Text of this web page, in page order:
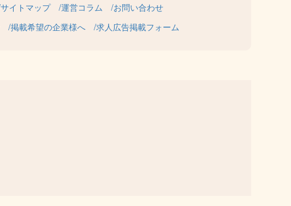
サイトマップ 運営コラム
お問い合わせ
掲載希望の企業様へ 求人広告掲載フォーム